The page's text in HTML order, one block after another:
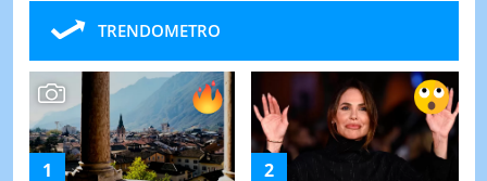
TRENDOMETRO